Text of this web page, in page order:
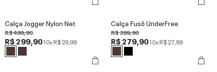
Calça Jogger Nylon Net
R$ 499,90
R$ 299,9010xR$ 29,99
Calça Fusô UnderFree
R$ 399,90
R$ 279,9010xR$ 27,99